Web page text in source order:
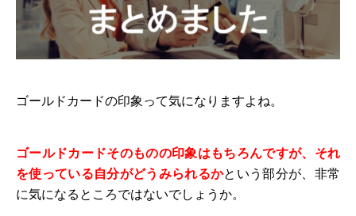
ゴールドカードの印象って気になりますよね。
ゴールドカードそのものの印象はもちろんですが、それ
を使っている自分がどうみられるかという部分が、非常
に気になるところではないでしょうか。